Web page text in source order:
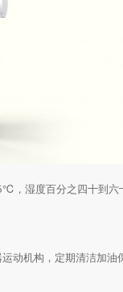
，湿度百分之四十到六
动机构，定期清洁加油